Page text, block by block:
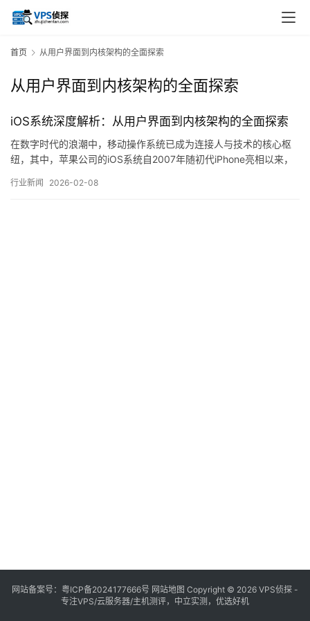
首页 从用户界面到内核架构的全面探索
从用户界面到内核架构的全面探索
iOS系统深度解析：从用户界面到内核架构的全面探索
在数字时代的浪潮中，移动操作系统已成为连接人与技术的核心枢
纽，其中，苹果公司的iOS系统自2007年随初代iPhone亮相以来，
体验，本文旨在从普通用户的直观感受到深层的技术实现，对iOS进
行业新闻 2026-02-08
网站备案号： 粤ICP备2024177666号 网站地图 Copyright © 2026 VPS侦探 -
专注VPS/云服务器/主机测评，中立实测，优选好机